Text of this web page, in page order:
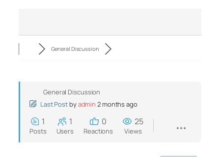
General Discussion
General Discussion
Last Post byadmin 2 months ago
1
Posts
1
Users
0
Reactions
25
Views